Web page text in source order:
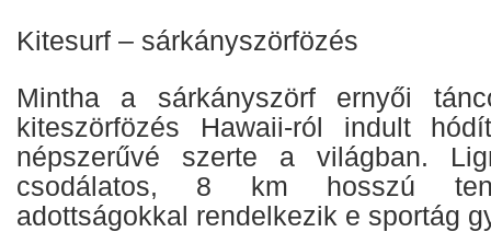
Kitesurf – sárkányszörfözés
Mintha a sárkányszörf ernyői
kiteszörfözés Hawaii-ról indult
népszerűvé szerte a világban.
csodálatos, 8 km hosszú
adottságokkal rendelkezik e sportág